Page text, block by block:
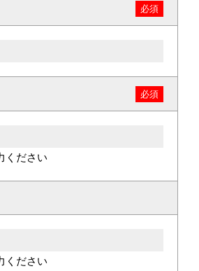
必須
必須
ください
ください